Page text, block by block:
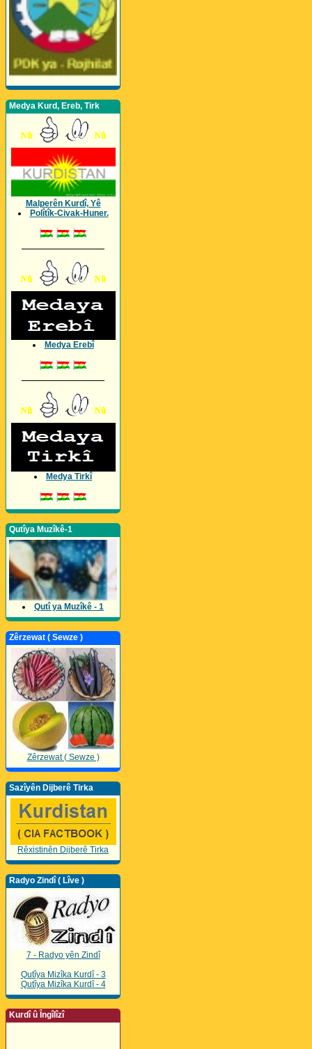
Medya Kurd, Ereb, Tirk
Malperên Kurdî, Yê
Polîtîk-Civak-Huner.
Medya Erebî
Medya Tirkî
Qutîya Muzîkê-1
Qutî ya Muzîkê - 1
Zêrzewat ( Sewze )
Zêrzewat ( Sewze )
Sazîyên Dijberê Tirka
Rêxistinên Dijberê Tirka
Radyo Zindî ( Lîve )
7 - Radyo yên Zindî
Qutîya Mizîka Kurdî - 3
Qutîya Mizîka Kurdî - 4
Kurdî û Îngîlîzî